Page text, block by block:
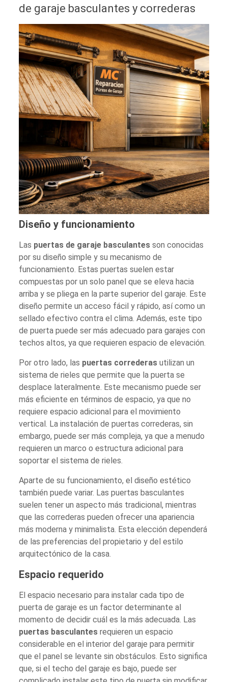
de garaje basculantes y correderas
Diseño y funcionamiento
Las puertas de garaje basculantes son conocidas
por su diseño simple y su mecanismo de
funcionamiento. Estas puertas suelen estar
compuestas por un solo panel que se eleva hacia
arriba y se pliega en la parte superior del garaje. Este
diseño permite un acceso fácil y rápido, así como un
sellado efectivo contra el clima. Además, este tipo
de puerta puede ser más adecuado para garajes con
techos altos, ya que requieren espacio de elevación.
Por otro lado, las puertas correderas utilizan un
sistema de rieles que permite que la puerta se
desplace lateralmente. Este mecanismo puede ser
más eficiente en términos de espacio, ya que no
requiere espacio adicional para el movimiento
vertical. La instalación de puertas correderas, sin
embargo, puede ser más compleja, ya que a menudo
requieren un marco o estructura adicional para
soportar el sistema de rieles.
Aparte de su funcionamiento, el diseño estético
también puede variar. Las puertas basculantes
suelen tener un aspecto más tradicional, mientras
que las correderas pueden ofrecer una apariencia
más moderna y minimalista. Esta elección dependerá
de las preferencias del propietario y del estilo
arquitectónico de la casa.
Espacio requerido
El espacio necesario para instalar cada tipo de
puerta de garaje es un factor determinante al
momento de decidir cuál es la más adecuada. Las
puertas basculantes requieren un espacio
considerable en el interior del garaje para permitir
que el panel se levante sin obstáculos. Esto significa
que, si el techo del garaje es bajo, puede ser